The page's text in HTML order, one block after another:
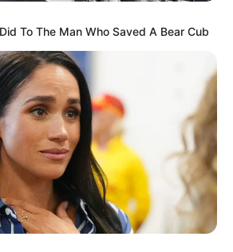
– ΤΟ ΒΙΒΛΙΟ
To The Man Who Saved A Bear Cub